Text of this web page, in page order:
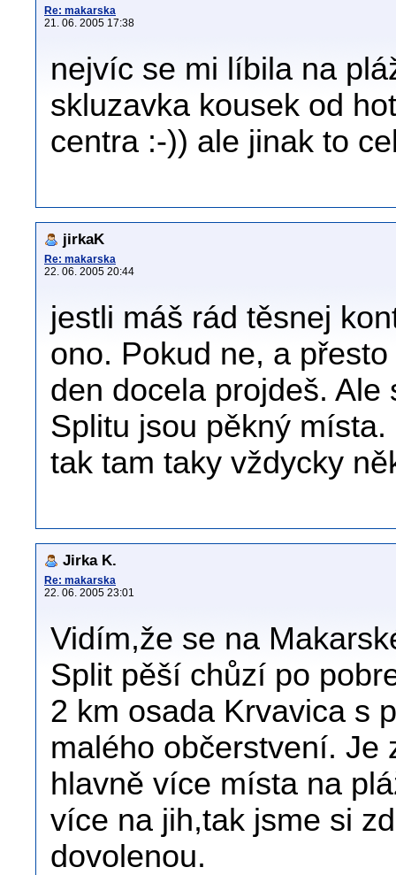
Re: makarska
21. 06. 2005 17:38
nejvíc se mi líbila na
skluzavka kousek od
centra :-)) ale jinak to
jirkaK
Re: makarska
22. 06. 2005 20:44
jestli máš rád těsnej
ono. Pokud ne, a
den docela projdeš.
Splitu jsou pěkný
tak tam taky vždycky
Jirka K.
Re: makarska
22. 06. 2005 23:01
Vidím,že se na
Split pěší chůzí po
2 km osada Krvavica s
malého občerstvení. Je
hlavně více místa na
více na jih,tak jsme si
dovolenou.